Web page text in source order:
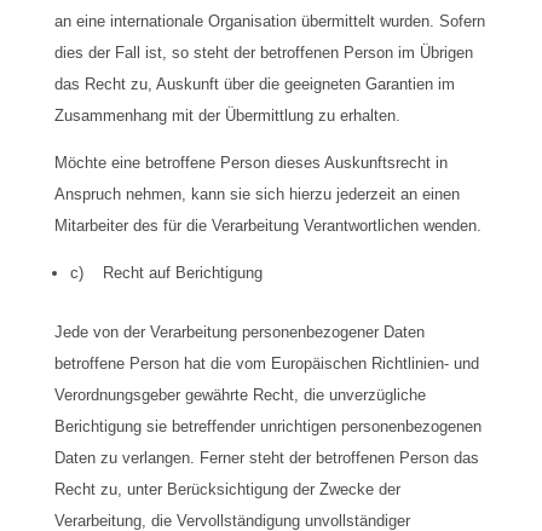
an eine internationale Organisation übermittelt wurden. Sofern
dies der Fall ist, so steht der betroffenen Person im Übrigen
das Recht zu, Auskunft über die geeigneten Garantien im
Zusammenhang mit der Übermittlung zu erhalten.
Möchte eine betroffene Person dieses Auskunftsrecht in
Anspruch nehmen, kann sie sich hierzu jederzeit an einen
Mitarbeiter des für die Verarbeitung Verantwortlichen wenden.
c) Recht auf Berichtigung
Jede von der Verarbeitung personenbezogener Daten
betroffene Person hat die vom Europäischen Richtlinien- und
Verordnungsgeber gewährte Recht, die unverzügliche
Berichtigung sie betreffender unrichtigen personenbezogenen
Daten zu verlangen. Ferner steht der betroffenen Person das
Recht zu, unter Berücksichtigung der Zwecke der
Verarbeitung, die Vervollständigung unvollständiger